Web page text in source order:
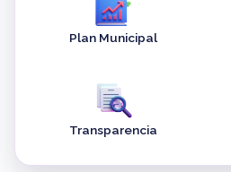
Plan Municipal
Transparencia